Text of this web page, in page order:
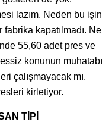
lazım. Neden bu işin
kapatılmadı. Ne
55,60 adet pres ve
konunun muhatabı
çalışmayacak mı.
kirletiyor.
TİPİ